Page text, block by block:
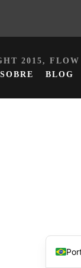
2015,
SOBRE BLOG